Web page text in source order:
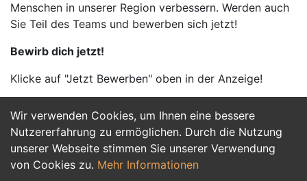
Wir verwenden Cookies, um Ihnen eine bessere
Nutzererfahrung zu ermöglichen. Durch die Nutzung
unserer Webseite stimmen Sie unserer Verwendung
von Cookies zu. Mehr Informationen
Menschen in unserer Region verbessern. Werden auch
Sie Teil des Teams und bewerben sich jetzt!
Bewirb dich jetzt!
Klicke auf "Jetzt Bewerben" oben in der Anzeige!
Jetzt Bewerben